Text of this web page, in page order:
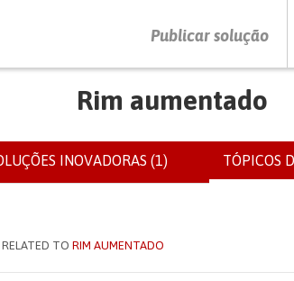
Publicar solução
PRESSIONE ENTER PARA PESQUISAR
Rim aumentado
INOVADORAS (1) TÓPICOS
TO RIM AUMENTADO